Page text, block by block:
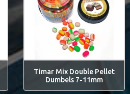
Timar Mix Double Pellet
Dumbels 7-11mm